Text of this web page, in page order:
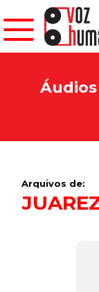
Arquivos de: